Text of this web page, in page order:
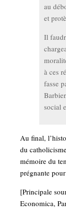
au
et
Il
à ces
fasse
social
Au final,
du
mémoire du
prégnante
[Principale
Economica,